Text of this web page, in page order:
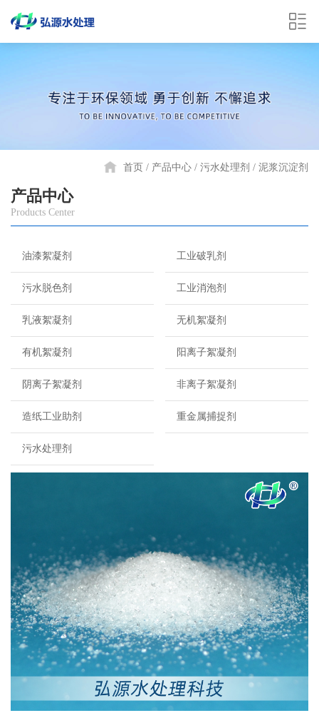
首页 产品中心 污水处理剂 泥浆沉淀剂
产品中心
Products Center
油漆絮凝剂 工业破乳剂
污水脱色剂 工业消泡剂
乳液絮凝剂 无机絮凝剂
有机絮凝剂 阳离子絮凝剂
阴离子絮凝剂 非离子絮凝剂
造纸工业助剂 重金属捕捉剂
污水处理剂